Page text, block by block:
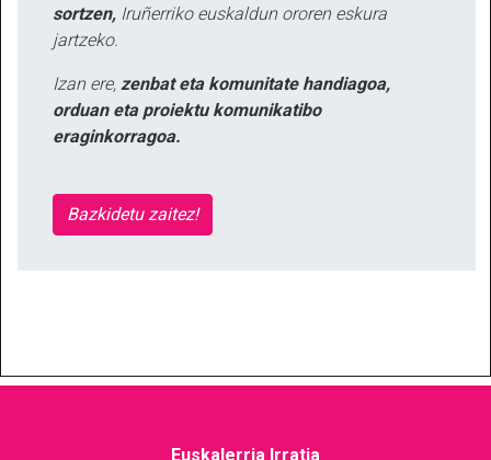
sortzen, Iruñerriko euskaldun ororen eskura
jartzeko.
Izan ere, zenbat eta komunitate handiagoa,
orduan eta proiektu komunikatibo
eraginkorragoa.
Bazkidetu zaitez!
Euskalerria Irratia